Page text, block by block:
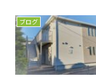
ブログ